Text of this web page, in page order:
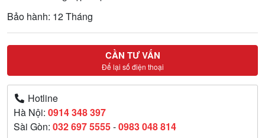
Bảo hành: 12 Tháng
CẦN TƯ VẤN
Để lại số điện thoại
Hotline
Hà Nội: 0914 348 397
Sài Gòn: 032 697 5555-0983 048 814